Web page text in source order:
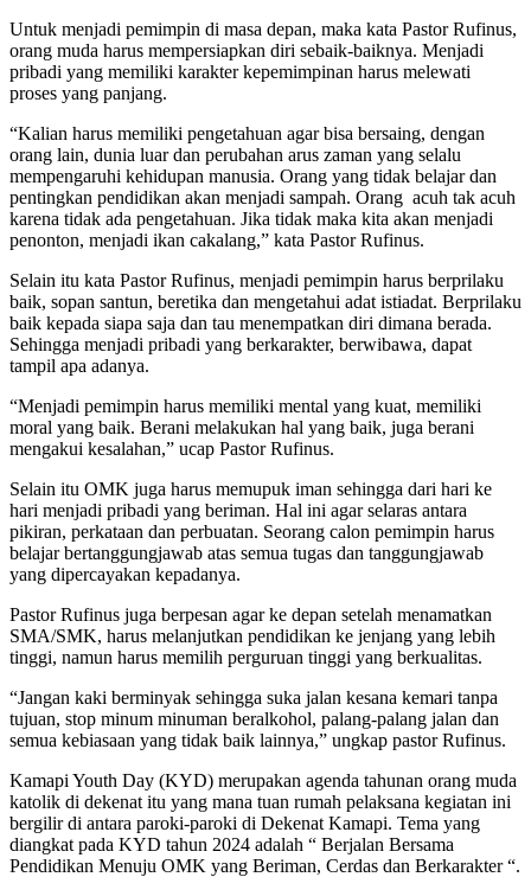
Untuk menjadi pemimpin di masa depan, maka kata Pastor Rufinus,
orang muda harus mempersiapkan diri sebaik-baiknya. Menjadi
pribadi yang memiliki karakter kepemimpinan harus melewati
proses yang panjang.
“Kalian harus memiliki pengetahuan agar bisa bersaing, dengan
orang lain, dunia luar dan perubahan arus zaman yang selalu
mempengaruhi kehidupan manusia. Orang yang tidak belajar dan
pentingkan pendidikan akan menjadi sampah. Orang acuh tak acuh
karena tidak ada pengetahuan. Jika tidak maka kita akan menjadi
penonton, menjadi ikan cakalang,” kata Pastor Rufinus.
Selain itu kata Pastor Rufinus, menjadi pemimpin harus berprilaku
baik, sopan santun, beretika dan mengetahui adat istiadat. Berprilaku
baik kepada siapa saja dan tau menempatkan diri dimana berada.
Sehingga menjadi pribadi yang berkarakter, berwibawa, dapat
tampil apa adanya.
“Menjadi pemimpin harus memiliki mental yang kuat, memiliki
moral yang baik. Berani melakukan hal yang baik, juga berani
mengakui kesalahan,” ucap Pastor Rufinus.
Selain itu OMK juga harus memupuk iman sehingga dari hari ke
hari menjadi pribadi yang beriman. Hal ini agar selaras antara
pikiran, perkataan dan perbuatan. Seorang calon pemimpin harus
belajar bertanggungjawab atas semua tugas dan tanggungjawab
yang dipercayakan kepadanya.
Pastor Rufinus juga berpesan agar ke depan setelah menamatkan
SMA/SMK, harus melanjutkan pendidikan ke jenjang yang lebih
tinggi, namun harus memilih perguruan tinggi yang berkualitas.
“Jangan kaki berminyak sehingga suka jalan kesana kemari tanpa
tujuan, stop minum minuman beralkohol, palang-palang jalan dan
semua kebiasaan yang tidak baik lainnya,” ungkap pastor Rufinus.
Kamapi Youth Day (KYD) merupakan agenda tahunan orang muda
katolik di dekenat itu yang mana tuan rumah pelaksana kegiatan ini
bergilir di antara paroki-paroki di Dekenat Kamapi. Tema yang
diangkat pada KYD tahun 2024 adalah “ Berjalan Bersama
Pendidikan Menuju OMK yang Beriman, Cerdas dan Berkarakter “.